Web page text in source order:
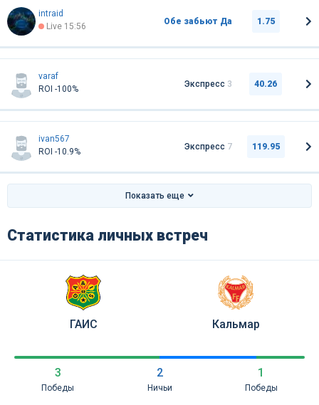
intraid
Live 15:56
Обе забьют Да 1.75
varaf
ROI -100%
Экспресс 3 40.26
ivan567
ROI -10.9%
Экспресс 7 119.95
Показать еще
Статистика личных встреч
ГАИС
3
Победы
2
Ничьи
1
Победы
Кальмар